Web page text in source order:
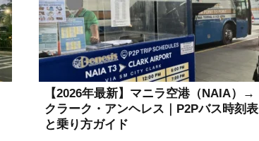
【2026年最新】マニラ空港（NAIA）→
クラーク・アンヘレス｜P2Pバス時刻表
と乗り方ガイド